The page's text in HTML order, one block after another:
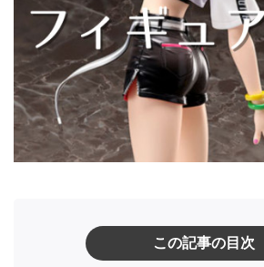
この記事の目次